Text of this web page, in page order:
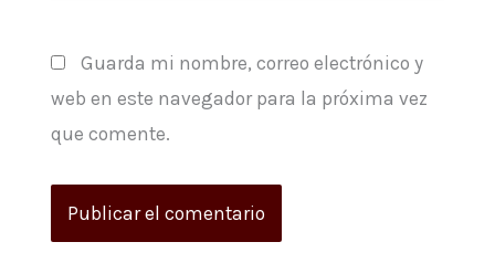
Guarda mi nombre, correo electrónico y
web en este navegador para la próxima vez
que comente.